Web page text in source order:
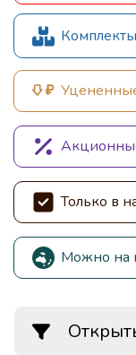
Комплекты
Только в
Можно на